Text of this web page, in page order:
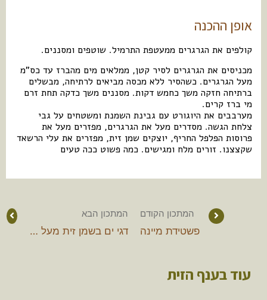
אופן ההכנה
קולפים את הגרגרים ממעטפת התרמיל. שוטפים ומסננים.
מכניסים את הגרגרים לסיר קטן, ממלאים מים מהברז עד כס”מ
מעל הגרגרים. כשהסיר ללא מכסה מביאים לרתיחה, מבשלים
ברתיחה חזקה משך כחמש דקות. מסננים משך כדקה תחת זרם
מי ברז קרים.
מערבבים את היוגורט עם גבינת השמנת ומשטחים על גבי
צלחת הגשה. מסדרים מעל את הגרגרים, מפזרים מעל את
פרוסות הפלפל החריף, יוצקים שמן זית, מפזרים את עלי הרשאד
שקצצנו. זורים מלח ומגישים. כמה פשוט ככה טעים
המתכון הקודם
פשטידת מיינה
המתכון הבא
דגי ים בשמן זית מעל סלסת עגבניות
עוד בענף הזית